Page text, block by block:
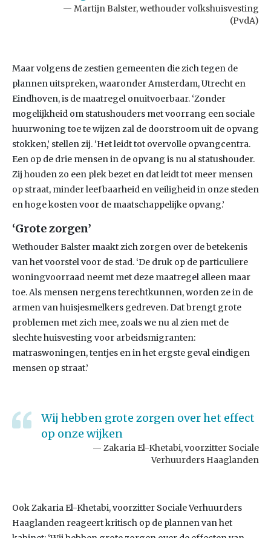
Martijn Balster, wethouder volkshuisvesting
(PvdA)
Maar volgens de zestien gemeenten die zich tegen de
plannen uitspreken, waaronder Amsterdam, Utrecht en
Eindhoven, is de maatregel onuitvoerbaar. ‘Zonder
mogelijkheid om statushouders met voorrang een sociale
huurwoning toe te wijzen zal de doorstroom uit de opvang
stokken,’ stellen zij. ‘Het leidt tot overvolle opvangcentra.
Een op de drie mensen in de opvang is nu al statushouder.
Zij houden zo een plek bezet en dat leidt tot meer mensen
op straat, minder leefbaarheid en veiligheid in onze steden
en hoge kosten voor de maatschappelijke opvang.’
‘Grote zorgen’
Wethouder Balster maakt zich zorgen over de betekenis
van het voorstel voor de stad. ‘De druk op de particuliere
woningvoorraad neemt met deze maatregel alleen maar
toe. Als mensen nergens terechtkunnen, worden ze in de
armen van huisjesmelkers gedreven. Dat brengt grote
problemen met zich mee, zoals we nu al zien met de
slechte huisvesting voor arbeidsmigranten:
matraswoningen, tentjes en in het ergste geval eindigen
mensen op straat.’
Wij hebben grote zorgen over het effect
op onze wijken
Zakaria El-Khetabi, voorzitter Sociale
Verhuurders Haaglanden
Ook Zakaria El-Khetabi, voorzitter Sociale Verhuurders
Haaglanden reageert kritisch op de plannen van het